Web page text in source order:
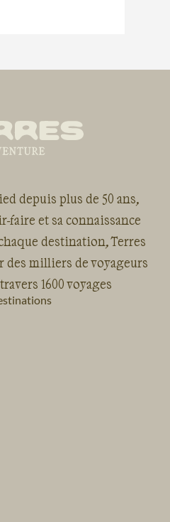
depuis plus de 50 ans,
faire et sa connaissance
destination, Terres
des milliers de voyageurs
1600 voyages